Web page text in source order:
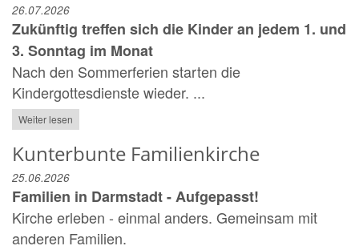
26.07.2026
Zukünftig treffen sich die Kinder an jedem 1. und
3. Sonntag im Monat
Nach den Sommerferien starten die
Kindergottesdienste wieder. ...
Weiter lesen
Kunterbunte Familienkirche
25.06.2026
Familien in Darmstadt - Aufgepasst!
Kirche erleben - einmal anders. Gemeinsam mit
anderen Familien.